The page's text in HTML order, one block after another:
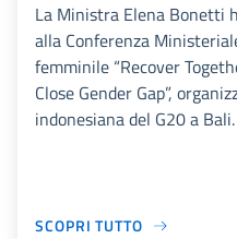
La Ministra Elena Bonetti
alla Conferenza
femminile “Recover
Close Gender Gap”,
indonesiana del G20 a Bali.
SCOPRI TUTTO